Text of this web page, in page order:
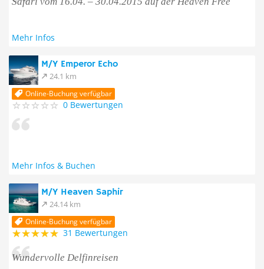
Mehr Infos
M/Y Emperor Echo
24.1 km
Online-Buchung verfügbar
0 Bewertungen
Mehr Infos & Buchen
M/Y Heaven Saphir
24.14 km
Online-Buchung verfügbar
31 Bewertungen
Wundervolle Delfinreisen